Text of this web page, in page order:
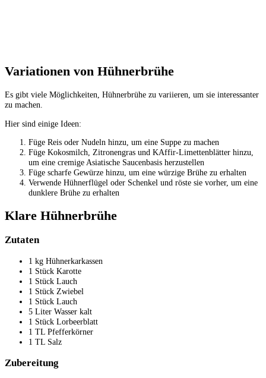
Variationen von Hühnerbrühe
Es gibt viele Möglichkeiten, Hühnerbrühe zu variieren, um sie interessanter
zu machen.
Hier sind einige Ideen:
Füge Reis oder Nudeln hinzu, um eine Suppe zu machen
Füge Kokosmilch, Zitronengras und KAffir-Limettenblätter hinzu,
um eine cremige Asiatische Saucenbasis herzustellen
Füge scharfe Gewürze hinzu, um eine würzige Brühe zu erhalten
Verwende Hühnerflügel oder Schenkel und röste sie vorher, um eine
dunklere Brühe zu erhalten
Klare Hühnerbrühe
Zutaten
1 kg Hühnerkarkassen
1 Stück Karotte
1 Stück Lauch
1 Stück Zwiebel
1 Stück Lauch
5 Liter Wasser kalt
1 Stück Lorbeerblatt
1 TL Pfefferkörner
1 TL Salz
Zubereitung